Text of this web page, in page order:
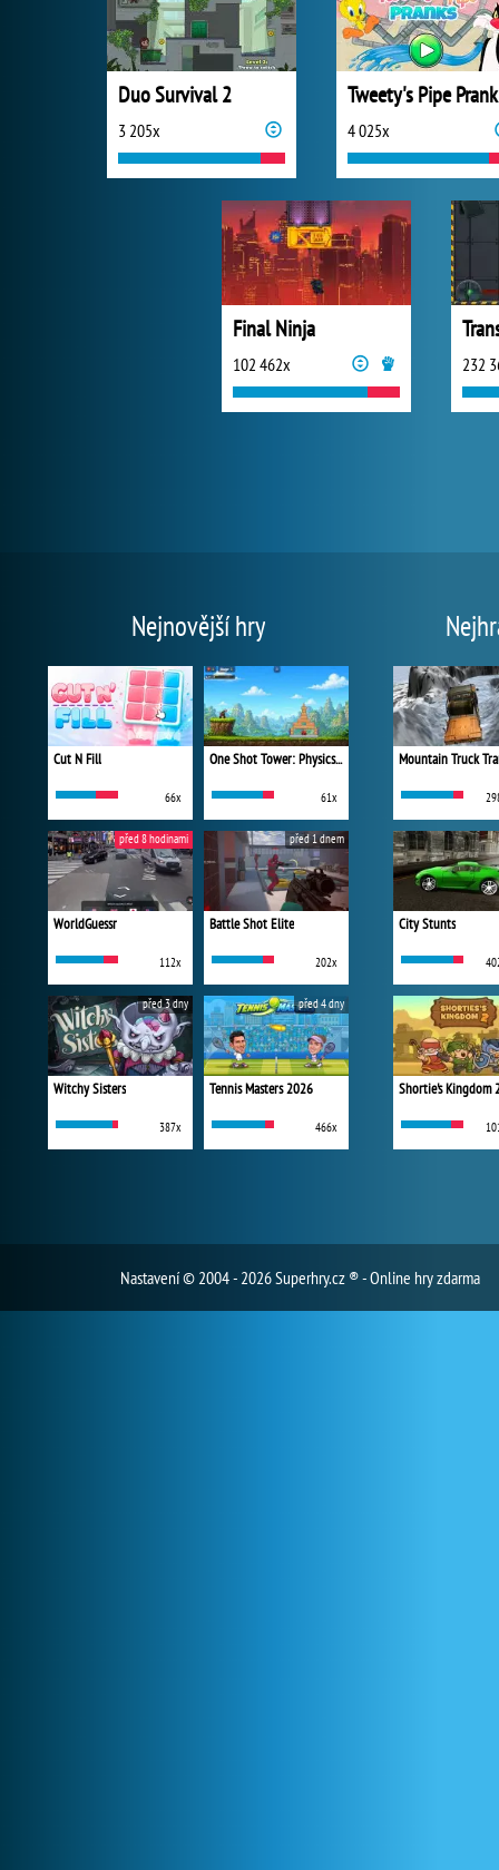
Duo Survival 2
3 205x
Tweety's Pipe Prank
4 025x
Final Ninja
102 462x 232
Nejnovější hry
Cut N Fill
66x
One Shot Tower: Physics Destroyer
61x
WorldGuessr
112x
před 8 hodinami
Battle Shot Elite
202x
před 1 dnem
Witchy Sisters
387x
před 3 dny
Tennis Masters 2026
466x
před 4 dny
Mountain Truck
City Stunts
Shortie's Kingdom
Nastavení© 2004 - 2026 Superhry.cz ® - Online hry zdarma